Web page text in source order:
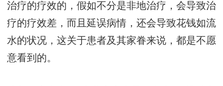
治疗的疗效的，假如不分是非地治疗，会导致治
疗的疗效差，而且延误病情，还会导致花钱如流
水的状况，这关于患者及其家眷来说，都是不愿
意看到的。